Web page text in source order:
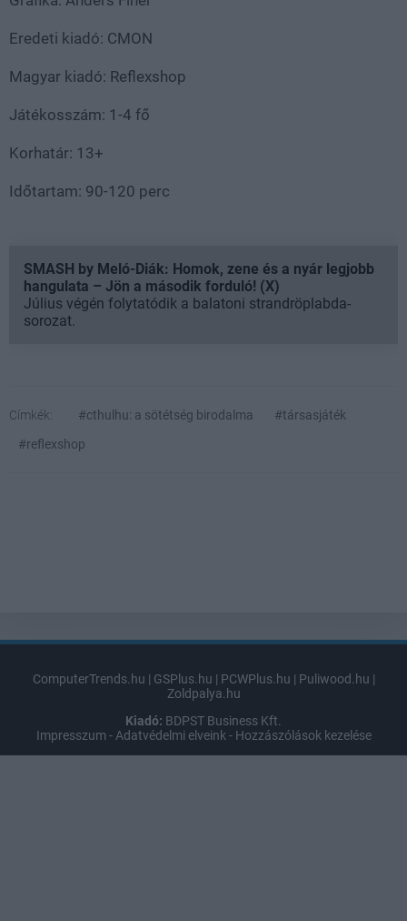
Eredeti kiadó: CMON
Magyar kiadó: Reflexshop
Játékosszám: 1-4 fő
Korhatár: 13+
Időtartam: 90-120 perc
SMASH by Meló-Diák: Homok, zene és a nyár legjobb
hangulata – Jön a második forduló! (X)
Július végén folytatódik a balatoni strandröplabda-
sorozat.
Címkék: #cthulhu: a sötétség birodalma
#társasjáték
#reflexshop
ComputerTrends.hu | GSPlus.hu | PCWPlus.hu | Puliwood.hu |
Zoldpalya.hu
Kiadó: BDPST Business Kft.
Impresszum -Adatvédelmi elveink- Hozzászólások kezelése